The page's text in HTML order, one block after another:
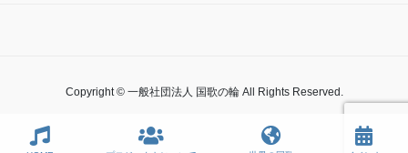
Copyright © 一般社団法人 国歌の輪 All Rights Reserved.